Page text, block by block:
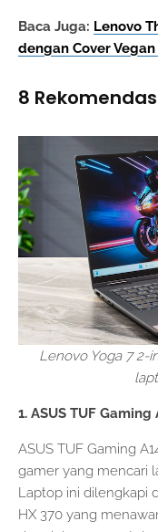
Baca Juga: Lenovo
dengan Cover
8
Lenovo Yoga 7 2-
1. ASUS TUF Gaming
ASUS TUF Gaming
gamer yang mencari
Laptop ini dilengkapi
HX 370 yang